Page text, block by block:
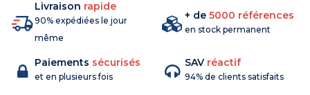
Livraison rapide
90% expédiées le jour
même
+ de 5000 références
en stock permanent
Paiements sécurisés
et en plusieurs fois
SAV réactif
94% de clients satisfaits